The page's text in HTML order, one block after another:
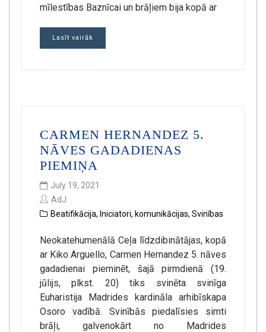
mīlestības Baznīcai un brāļiem bija kopā ar
Lasīt vairāk
CARMEN HERNANDEZ 5.
NĀVES GADADIENAS
PIEMIŅA
July 19, 2021
AdJ
Beatifikācija, Iniciatori, komunikācijas, Svinības
Neokatehumenālā Ceļa līdzdibinātājas, kopā
ar Kiko Arguello, Carmen Hernandez 5. nāves
gadadienai pieminēt, šajā pirmdienā (19.
jūlijs, plkst. 20) tiks svinēta svinīga
Euharistija Madrides kardināla arhibīskapa
Osoro vadībā. Svinībās piedalīsies simti
brāļi, galvenokārt no Madrides